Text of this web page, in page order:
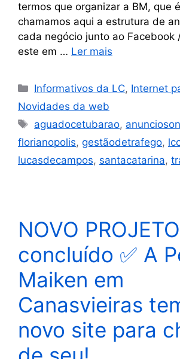
termos que organizar a BM, que
chamamos aqui a estrutura de
cada negócio junto ao Facebook
este em … Ler mais
Informativos da LC, Internet
Novidades da web
aguadocetubarao,
florianopolis, gestãodetrafego,
lucasdecampos, santacatarina,
NOVO PROJETO
concluído ✅ A
Maiken em
Canasvieiras
novo site para